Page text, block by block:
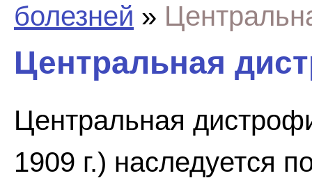
болезней »
Центральная
Центральная
1909 г.) наследуется